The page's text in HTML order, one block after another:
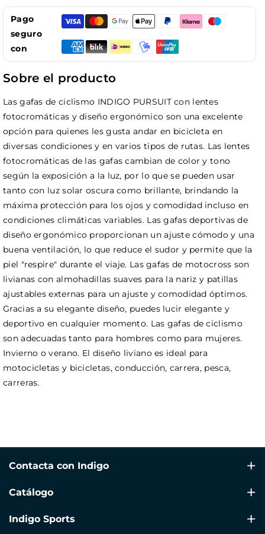
Pago
seguro
con
Sobre el producto
Las gafas de ciclismo INDIGO PURSUIT con lentes
fotocromáticas y diseño ergonómico son una excelente
opción para quienes les gusta andar en bicicleta en
diversas condiciones y en varios tipos de rutas. Las lentes
fotocromáticas de las gafas cambian de color y tono
según la exposición a la luz, por lo que se pueden usar
tanto con luz solar oscura como brillante, brindando la
máxima protección para los ojos y comodidad incluso en
condiciones climáticas variables. Las gafas deportivas de
diseño ergonómico proporcionan un ajuste cómodo y una
buena ventilación, lo que reduce el sudor y permite que la
piel "respire" durante el viaje. Las gafas de motocross son
livianas con almohadillas suaves para la nariz y patillas
ajustables externas para un ajuste y comodidad óptimos.
Gracias a su elegante diseño, puedes lucir elegante y
deportivo en cualquier momento. Las gafas de ciclismo
son adecuadas tanto para hombres como para mujeres.
Invierno o verano. El diseño liviano es ideal para
motocicletas y bicicletas, conducción, carrera, pesca,
carreras.
Contacta con Indigo
Av Alacant, 160, Puerta 4 , Gandía, 46702, Valencia
info@indigosports.es
Catálogo
Natación
Indigo Sports